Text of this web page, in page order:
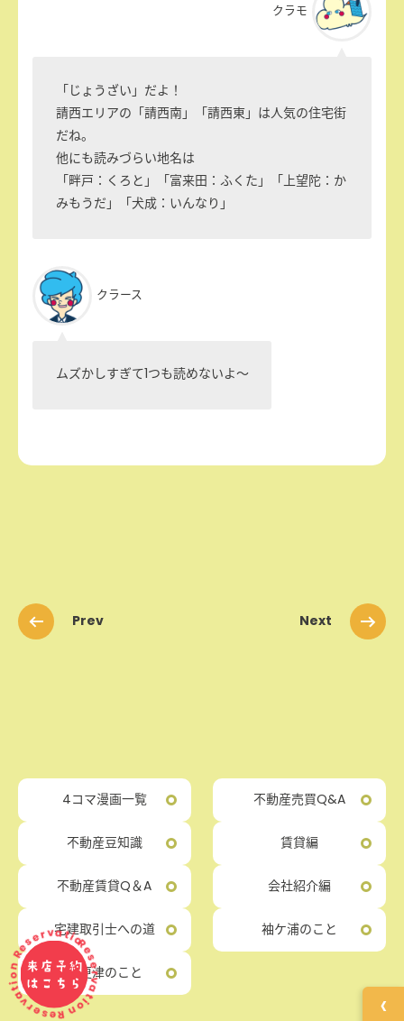
Reservation Reservation
来店予約
はこちら
‹
クラモ
「じょうざい」だよ！
請西エリアの「請西南」「請西東」は人気の住宅街
だね。
他にも読みづらい地名は
「畔戸：くろと」「富来田：ふくた」「上望陀：か
みもうだ」「犬成：いんなり」
クラース
ムズかしすぎて1つも読めないよ〜
Prev Next
4コマ漫画一覧 不動産売買Q&A
不動産豆知識 賃貸編
不動産賃貸Q＆A 会社紹介編
宅建取引士への道 袖ケ浦のこと
木更津のこと